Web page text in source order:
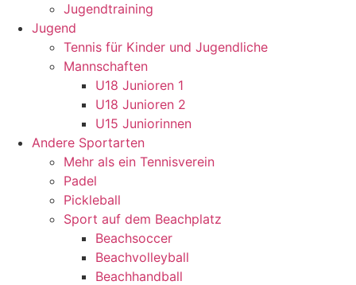
Jugendtraining
Jugend
Tennis für Kinder und Jugendliche
Mannschaften
U18 Junioren 1
U18 Junioren 2
U15 Juniorinnen
Andere Sportarten
Mehr als ein Tennisverein
Padel
Pickleball
Sport auf dem Beachplatz
Beachsoccer
Beachvolleyball
Beachhandball